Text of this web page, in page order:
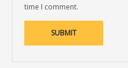
time I comment.